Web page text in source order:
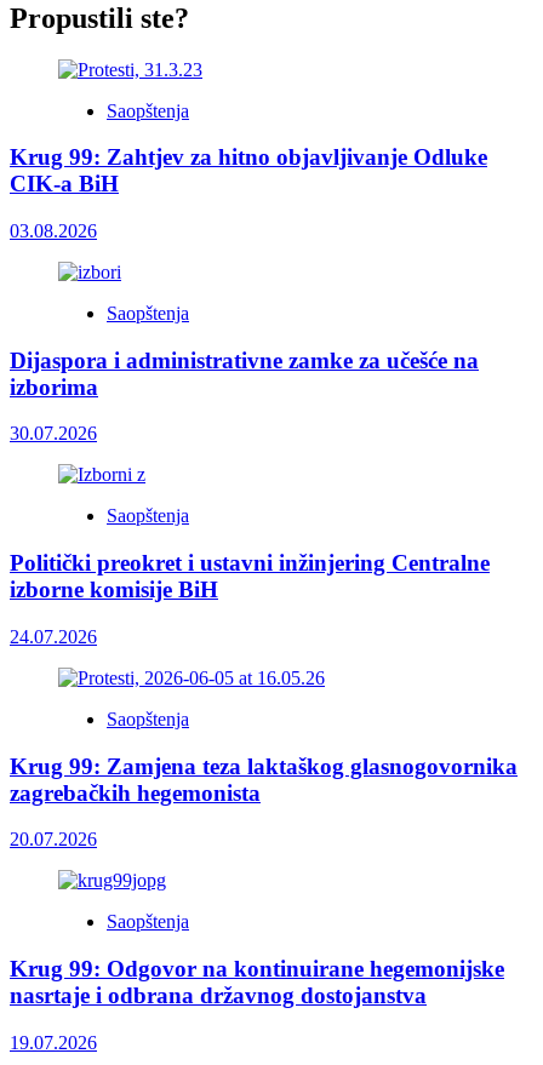
Propustili ste?
Saopštenja
Krug 99: Zahtjev za hitno objavljivanje Odluke
CIK-a BiH
03.08.2026
Saopštenja
Dijaspora i administrativne zamke za učešće na
izborima
30.07.2026
Saopštenja
Politički preokret i ustavni inžinjering Centralne
izborne komisije BiH
24.07.2026
Saopštenja
Krug 99: Zamjena teza laktaškog glasnogovornika
zagrebačkih hegemonista
20.07.2026
Saopštenja
Krug 99: Odgovor na kontinuirane hegemonijske
nasrtaje i odbrana državnog dostojanstva
19.07.2026